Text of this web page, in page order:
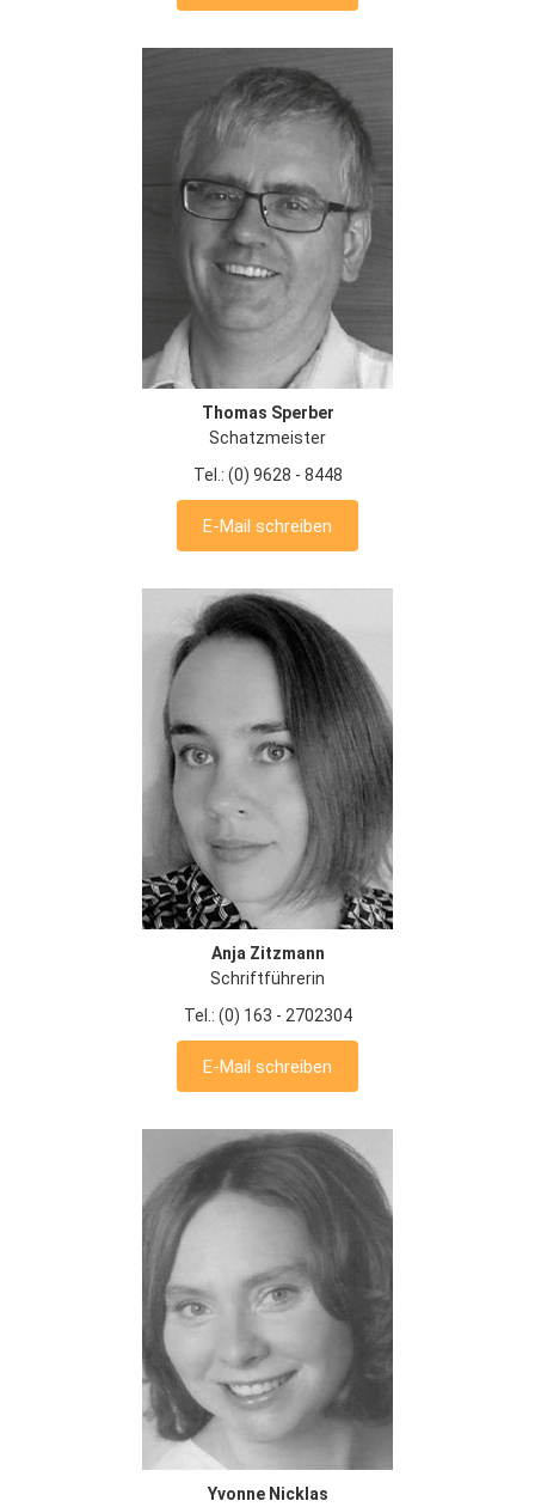
Thomas Sperber
Schatzmeister
Tel.: (0) 9628 - 8448
E-Mail schreiben
Anja Zitzmann
Schriftführerin
Tel.: (0) 163 - 2702304
E-Mail schreiben
Yvonne Nicklas